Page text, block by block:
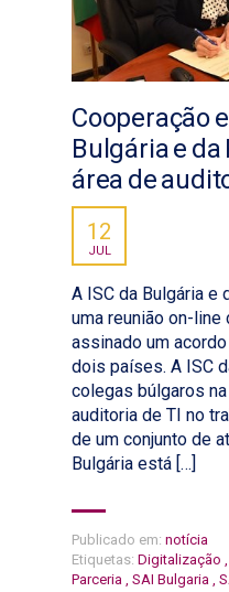
Cooperação
Bulgária e da
área de
12
JUL
A ISC da Bulgária e
uma reunião on-line
assinado um
dois países. A ISC
colegas búlgaros
auditoria de TI no
de um conjunto de
Bulgária está […]
Publicado em: notícia
Etiquetas: Digitalização ,
Parceria , SAI Bulgaria ,